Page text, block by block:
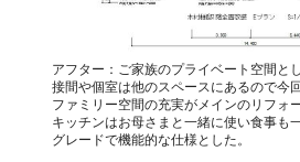
アフター：ご家族のプライベート空間と
接間や個室は他のスペースにあるので今
ファミリー空間の充実がメインのリフォ
キッチンはお母さまと一緒に使い食事も
グレードで機能的な仕様とした。